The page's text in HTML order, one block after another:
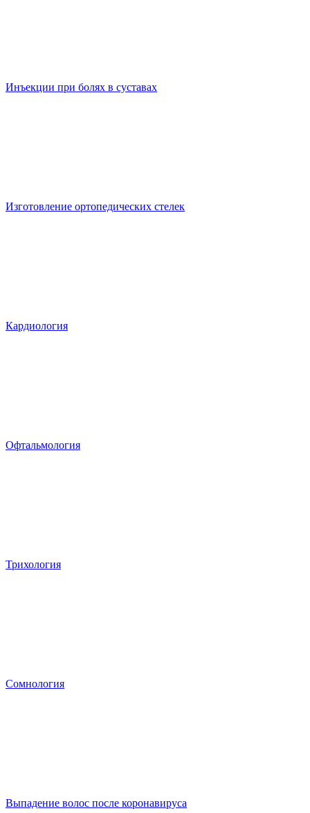
Инъекции при болях в суставах
Изготовление ортопедических стелек
Кардиология
Офтальмология
Трихология
Сомнология
Выпадение волос после коронавируса